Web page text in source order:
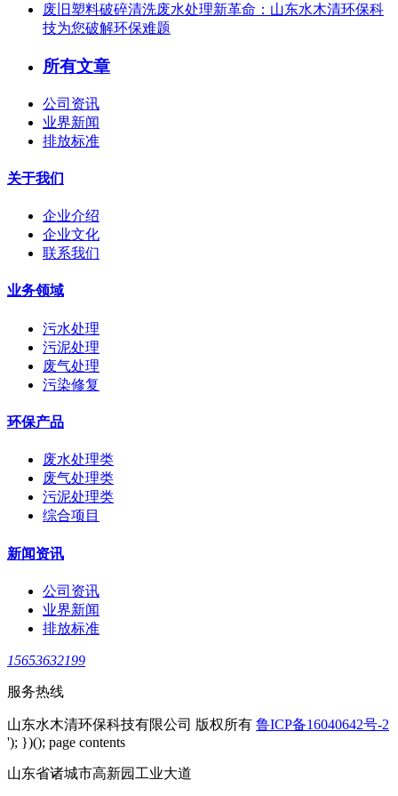
废旧塑料破碎清洗废水处理新革命：山东水木清环保科
技为您破解环保难题
所有文章
公司资讯
业界新闻
排放标准
关于我们
企业介绍
企业文化
联系我们
业务领域
污水处理
污泥处理
废气处理
污染修复
环保产品
废水处理类
废气处理类
污泥处理类
综合项目
新闻资讯
公司资讯
业界新闻
排放标准
15653632199
服务热线
山东水木清环保科技有限公司 版权所有 鲁ICP备16040642号-2
'); })(); page contents
山东省诸城市高新园工业大道